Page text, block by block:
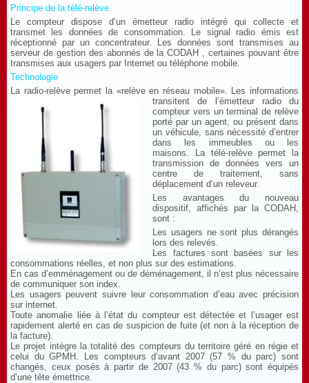
Principe de la télé-relève
Le compteur dispose d’un émetteur radio intégré qui collecte et
transmet les données de consommation. Le signal radio émis est
réceptionné par un concentrateur. Les données sont transmises au
serveur de gestion des abonnés de la CODAH , certaines pouvant être
transmises aux usagers par Internet ou téléphone mobile.
Technologie
La radio-relève permet la «relève en réseau mobile». Les informations
transitent de l’émetteur radio du
compteur vers un terminal de relève
porté par un agent, ou présent dans
un véhicule, sans nécessité d’entrer
dans les immeubles ou les
maisons.
La télé-relève permet la
transmission de données vers un
centre de traitement, sans
déplacement d’un releveur.
Les avantages du nouveau
dispositif, affichés par la CODAH,
sont :
Les usagers ne sont plus dérangés
lors des relevés.
Les factures sont basées sur les
consommations réelles, et non plus sur des estimations.
En cas d’emménagement ou de déménagement, il n’est plus nécessaire
de communiquer son index.
Les usagers peuvent suivre leur consommation d’eau avec précision
sur internet.
Toute anomalie liée à l’état du compteur est détectée et l’usager est
rapidement alerté en cas de suspicion de fuite (et non à la réception de
la facture).
Le projet intègre la totalité des compteurs du territoire géré en régie et
celui du GPMH. Les compteurs d’avant 2007 (57 % du parc) sont
changés, ceux posés à partir de 2007 (43 % du parc) sont équipés
d’une tête émettrice.